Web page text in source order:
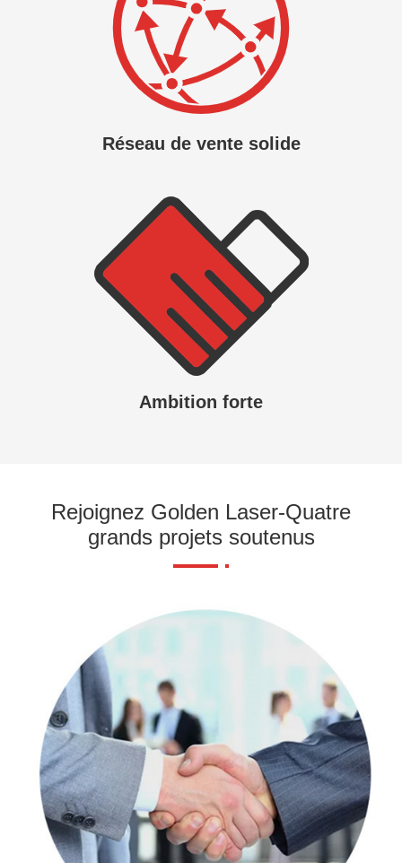
Réseau de vente solide
Ambition forte
Rejoignez Golden Laser-Quatre
grands projets soutenus